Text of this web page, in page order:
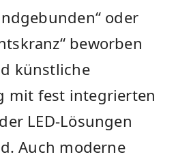
oder
beworben
künstliche
mit fest integrierten
LED-Lösungen
Auch moderne